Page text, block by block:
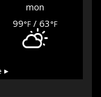
mon
99°F/ 63°F
▸